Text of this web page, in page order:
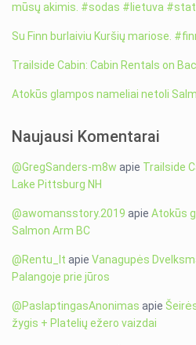
mūsų akimis. #sodas #lietuva
Su Finn burlaiviu Kuršių mariose.
Trailside Cabin: Cabin Rentals on
Atokūs glampos nameliai netoli
Naujausi Komentarai
@GregSanders-m8w apie Trailside
Lake Pittsburg NH
@awomansstory.2019 apieAtokūs
Salmon Arm BC
@Rentu_lt apieVanagupės
Palangoje prie jūros
@PaslaptingasAnonimas apie
žygis + Platelių ežero vaizdai